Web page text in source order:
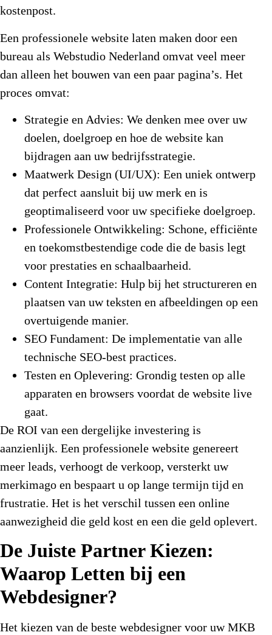
kostenpost.
Een professionele website laten maken door een
bureau als Webstudio Nederland omvat veel meer
dan alleen het bouwen van een paar pagina’s. Het
proces omvat:
Strategie en Advies: We denken mee over uw
doelen, doelgroep en hoe de website kan
bijdragen aan uw bedrijfsstrategie.
Maatwerk Design (UI/UX): Een uniek ontwerp
dat perfect aansluit bij uw merk en is
geoptimaliseerd voor uw specifieke doelgroep.
Professionele Ontwikkeling: Schone, efficiënte
en toekomstbestendige code die de basis legt
voor prestaties en schaalbaarheid.
Content Integratie: Hulp bij het structureren en
plaatsen van uw teksten en afbeeldingen op een
overtuigende manier.
SEO Fundament: De implementatie van alle
technische SEO-best practices.
Testen en Oplevering: Grondig testen op alle
apparaten en browsers voordat de website live
gaat.
De ROI van een dergelijke investering is
aanzienlijk. Een professionele website genereert
meer leads, verhoogt de verkoop, versterkt uw
merkimago en bespaart u op lange termijn tijd en
frustratie. Het is het verschil tussen een online
aanwezigheid die geld kost en een die geld oplevert.
De Juiste Partner Kiezen:
Waarop Letten bij een
Webdesigner?
Het kiezen van de beste webdesigner voor uw MKB